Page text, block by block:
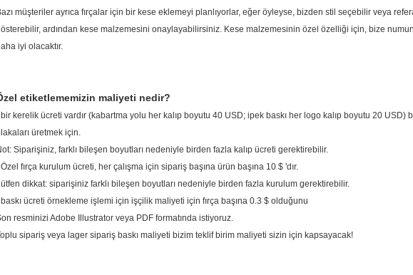
müşteriler ayrıca fırçalar için bir kese eklemeyi planlıyorlar, eğer öyleyse, bizden stil seçebilir veya
ardından kese malzemesini onaylayabilirsiniz. Kese malzemesinin özel özelliği için, bize
iyi olacaktır.
etiketlememizin maliyeti nedir?
bir kerelik ücreti vardır (kabartma yolu her kalıp boyutu 40 USD; ipek baskı her logo kalıp boyutu 20 USD)
üretmek için.
Siparişiniz, farklı bileşen boyutları nedeniyle birden fazla kalıp ücreti gerektirebilir.
Özel fırça kurulum ücreti, her çalışma için sipariş başına ürün başına 10 $ 'dır.
dikkat: siparişiniz farklı bileşen boyutları nedeniyle birden fazla kurulum gerektirebilir.
baskı ücreti örnekleme işlemi için işçilik maliyeti için fırça başına 0.3 $ olduğunu
resminizi Adobe Illustrator veya PDF formatında istiyoruz.
sipariş veya lager sipariş baskı maliyeti bizim teklif birim maliyeti sizin için kapsayacak!